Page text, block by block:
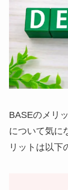
BASEのメリ
について気に
リットは以下